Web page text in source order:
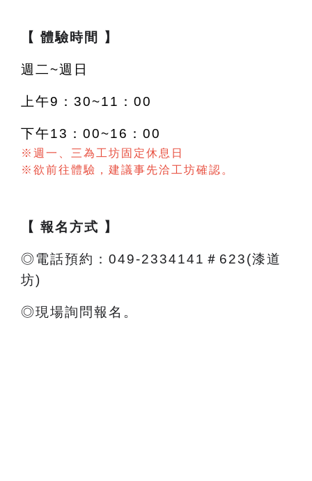
【 體驗時間 】
週二~週日
上午9：30~11：00
下午13：00~16：00
※週一、三為工坊固定休息日
※欲前往體驗，建議事先洽工坊確認。
【 報名方式 】
◎電話預約：049-2334141＃623(漆道
坊)
◎現場詢問報名。